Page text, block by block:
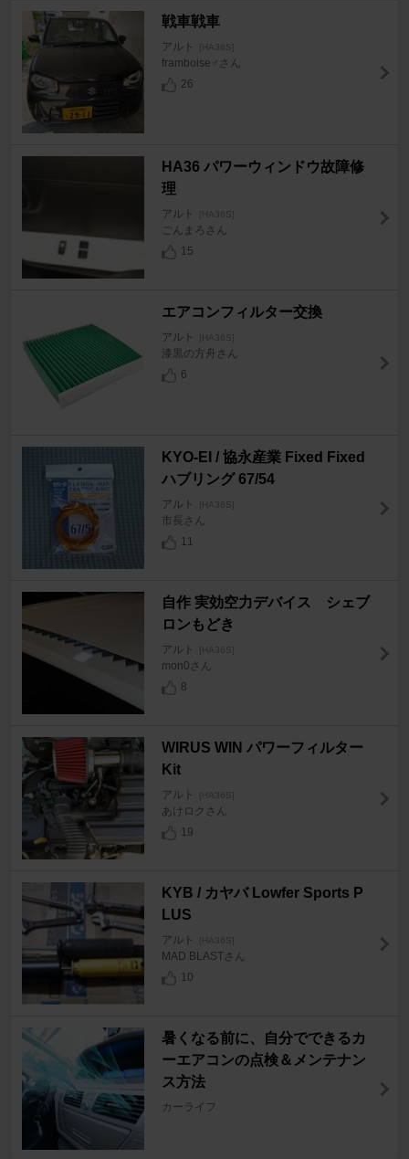
戦車戦車
アルト [HA36S]
framboise♂さん
26
HA36 パワーウィンドウ故障修
理
アルト [HA36S]
ごんまろさん
15
エアコンフィルター交換
アルト [HA36S]
漆黒の方舟さん
6
KYO-EI / 協永産業 Fixed Fixed
ハブリング 67/54
アルト [HA36S]
市長さん
11
自作 実効空力デバイス シェブ
ロンもどき
アルト [HA36S]
mon0さん
8
WIRUS WIN パワーフィルター
Kit
アルト [HA36S]
あけロクさん
19
KYB / カヤバ Lowfer Sports P
LUS
アルト [HA36S]
MAD BLASTさん
10
暑くなる前に、自分でできるカ
ーエアコンの点検＆メンテナン
ス方法
カーライフ